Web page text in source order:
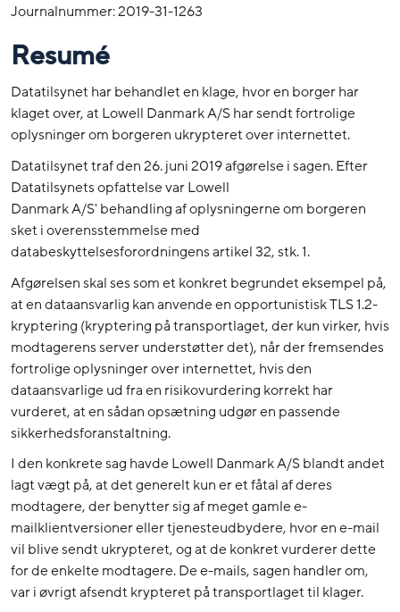
Journalnummer: 2019-31-1263
Resumé
Datatilsynet har behandlet en klage, hvor en borger har
klaget over, at Lowell Danmark A/S har sendt fortrolige
oplysninger om borgeren ukrypteret over internettet.
Datatilsynet traf den 26. juni 2019 afgørelse i sagen. Efter
Datatilsynets opfattelse var Lowell
Danmark A/S' behandling af oplysningerne om borgeren
sket i overensstemmelse med
databeskyttelsesforordningens artikel 32, stk. 1.
Afgørelsen skal ses som et konkret begrundet eksempel på,
at en dataansvarlig kan anvende en opportunistisk TLS 1.2-
kryptering (kryptering på transportlaget, der kun virker, hvis
modtagerens server understøtter det), når der fremsendes
fortrolige oplysninger over internettet, hvis den
dataansvarlige ud fra en risikovurdering korrekt har
vurderet, at en sådan opsætning udgør en passende
sikkerhedsforanstaltning.
I den konkrete sag havde Lowell Danmark A/S blandt andet
lagt vægt på, at det generelt kun er et fåtal af deres
modtagere, der benytter sig af meget gamle e-
mailklientversioner eller tjenesteudbydere, hvor en e-mail
vil blive sendt ukrypteret, og at de konkret vurderer dette
for de enkelte modtagere. De e-mails, sagen handler om,
var i øvrigt afsendt krypteret på transportlaget til klager.